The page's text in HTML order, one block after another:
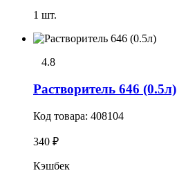
1 шт.
4.8
Растворитель 646 (0.5л)
Код товара: 408104
340 ₽
Кэшбек